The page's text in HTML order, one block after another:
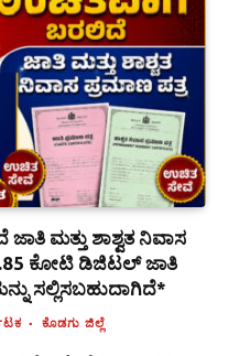
ಮತ್ತು ಶಾಶ್ವತ ನಿವಾಸ
4.85 ಕೋಟಿ ಡಿಜಿಟಲ್ ಜಾತಿ
ಸಲ್ಲಿಸಬಹುದಾಗಿದೆ*
ಕೊಡಗು ಜಿಲ್ಲೆ